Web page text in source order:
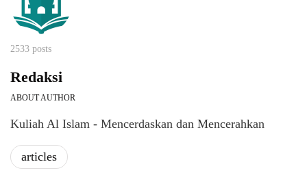
2533 posts
Redaksi
ABOUT AUTHOR
Kuliah Al Islam - Mencerdaskan dan Mencerahkan
articles